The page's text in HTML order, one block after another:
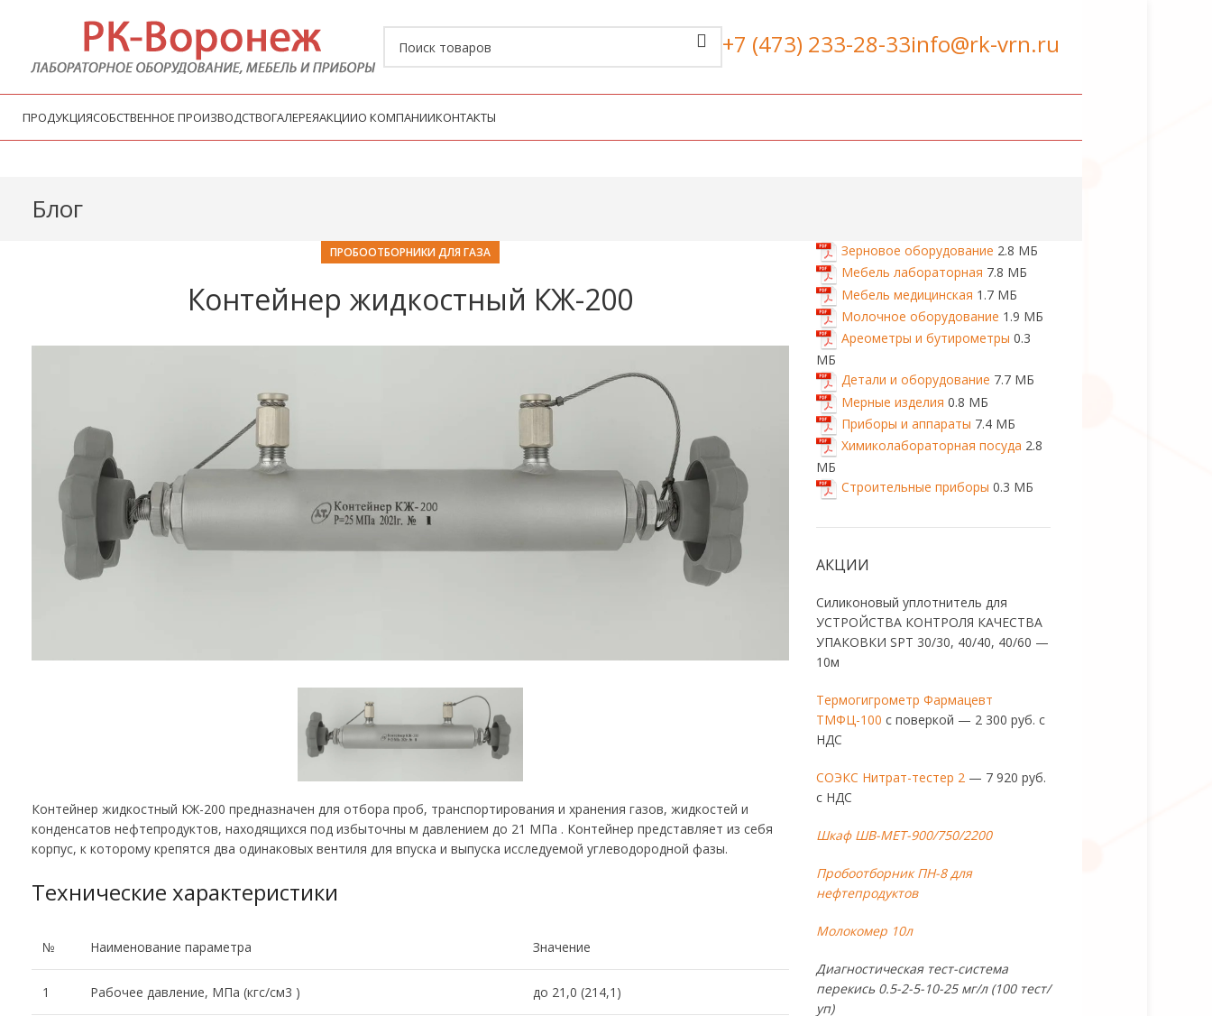
+7 (473) 233-28-33info@rk-vrn.ru
ПРОДУКЦИЯСОБСТВЕННОЕ ПРОИЗВОДСТВОГАЛЕРЕЯАКЦИИО КОМПАНИИКОНТАКТЫ
Блог
ПРОБООТБОРНИКИ ДЛЯ ГАЗА
Контейнер жидкостный КЖ-200
Контейнер жидкостный КЖ-200 предназначен для отбора проб, транспортирования и хранения газов, жидкостей и
конденсатов нефтепродуктов, находящихся под избыточны м давлением до 21 МПа . Контейнер представляет из себя
корпус, к которому крепятся два одинаковых вентиля для впуска и выпуска исследуемой углеводородной фазы.
Технические характеристики
№ Наименование параметра Значение
1 Рабочее давление, МПа (кгс/см3 ) до 21,0 (214,1)
Зерновое оборудование 2.8 МБ
Мебель лабораторная 7.8 МБ
Мебель медицинская 1.7 МБ
Молочное оборудование 1.9 МБ
Ареометры и бутирометры 0.3
МБ
Детали и оборудование 7.7 МБ
Мерные изделия 0.8 МБ
Приборы и аппараты 7.4 МБ
Химиколабораторная посуда 2.8
МБ
Строительные приборы 0.3 МБ
АКЦИИ
Силиконовый уплотнитель для
УСТРОЙСТВА КОНТРОЛЯ КАЧЕСТВА
УПАКОВКИ SPT 30/30, 40/40, 40/60 —
10м
Термогигрометр Фармацевт
ТМФЦ-100 с поверкой — 2 300 руб. с
НДС
СОЭКС Нитрат-тестер 2 — 7 920 руб.
с НДС
Шкаф ШВ-МЕТ-900/750/2200
Пробоотборник ПН-8 для
нефтепродуктов
Молокомер 10л
Диагностическая тест-система
перекись 0.5-2-5-10-25 мг/л (100 тест/
уп)